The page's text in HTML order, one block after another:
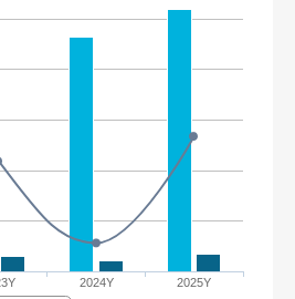
2024Y 2025Y